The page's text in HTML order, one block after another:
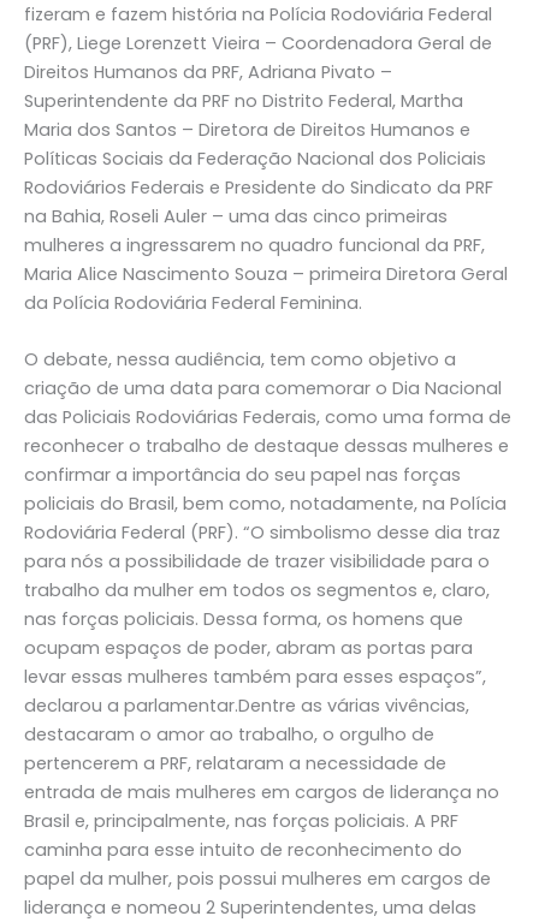
fizeram e fazem história na Polícia Rodoviária Federal
(PRF), Liege Lorenzett Vieira – Coordenadora Geral de
Direitos Humanos da PRF, Adriana Pivato –
Superintendente da PRF no Distrito Federal, Martha
Maria dos Santos – Diretora de Direitos Humanos e
Políticas Sociais da Federação Nacional dos Policiais
Rodoviários Federais e Presidente do Sindicato da PRF
na Bahia, Roseli Auler – uma das cinco primeiras
mulheres a ingressarem no quadro funcional da PRF,
Maria Alice Nascimento Souza – primeira Diretora Geral
da Polícia Rodoviária Federal Feminina.
O debate, nessa audiência, tem como objetivo a
criação de uma data para comemorar o Dia Nacional
das Policiais Rodoviárias Federais, como uma forma de
reconhecer o trabalho de destaque dessas mulheres e
confirmar a importância do seu papel nas forças
policiais do Brasil, bem como, notadamente, na Polícia
Rodoviária Federal (PRF). “O simbolismo desse dia traz
para nós a possibilidade de trazer visibilidade para o
trabalho da mulher em todos os segmentos e, claro,
nas forças policiais. Dessa forma, os homens que
ocupam espaços de poder, abram as portas para
levar essas mulheres também para esses espaços”,
declarou a parlamentar.Dentre as várias vivências,
destacaram o amor ao trabalho, o orgulho de
pertencerem a PRF, relataram a necessidade de
entrada de mais mulheres em cargos de liderança no
Brasil e, principalmente, nas forças policiais. A PRF
caminha para esse intuito de reconhecimento do
papel da mulher, pois possui mulheres em cargos de
liderança e nomeou 2 Superintendentes, uma delas